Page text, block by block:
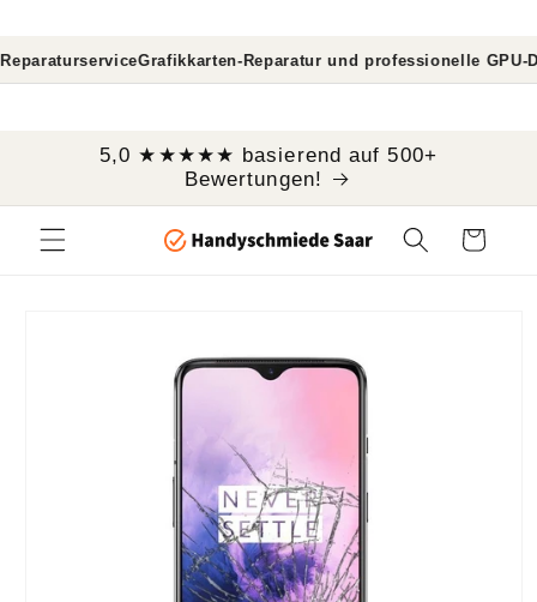
Inhalt
Grafikkarten-Reparatur und professionelle GPU-Diagnose
5,0 ★★★★★ basierend auf 500+
Bewertungen!
Warenkorb